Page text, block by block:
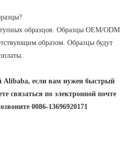
образцов. Образцы OEM/ODM
образом. Образцы будут
Alibaba, если вам нужен быстрый
связаться по электронной почте
0086-13696920171